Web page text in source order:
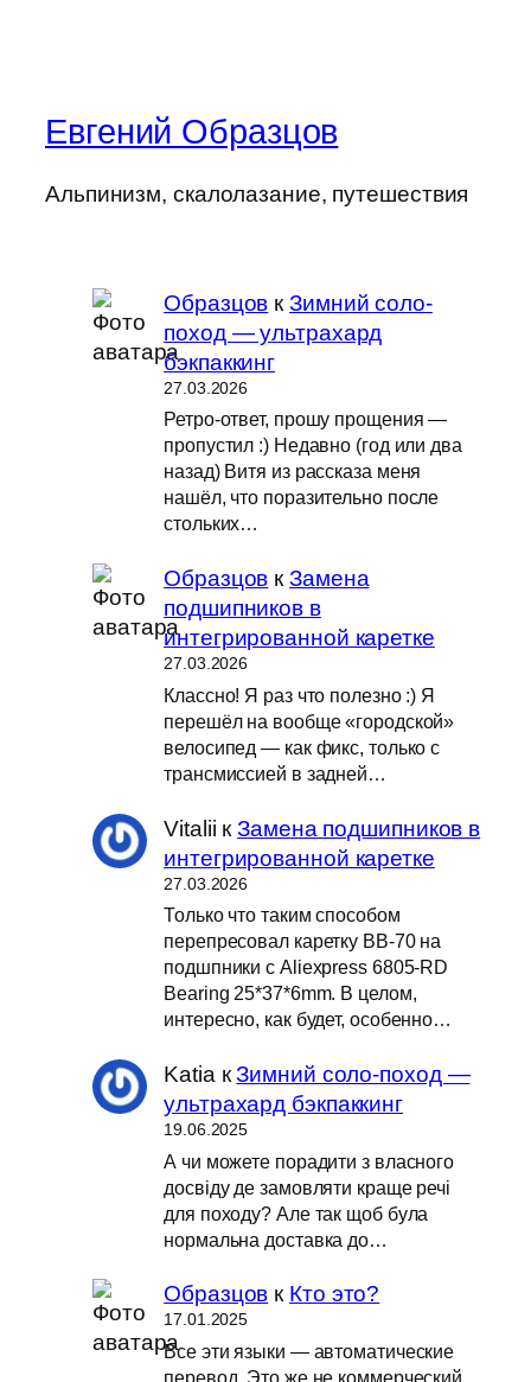
Евгений Образцов
Альпинизм, скалолазание, путешествия
Образцов кЗимний соло-
поход — ультрахард
бэкпаккинг
27.03.2026
Ретро-ответ, прошу прощения —
пропустил :) Недавно (год или два
назад) Витя из рассказа меня
нашёл, что поразительно после
стольких…
Образцов кЗамена
подшипников в
интегрированной каретке
27.03.2026
Классно! Я раз что полезно :) Я
перешёл на вообще «городской»
велосипед — как фикс, только с
трансмиссией в задней…
Vitalii кЗамена подшипников в
интегрированной каретке
27.03.2026
Только что таким способом
перепресовал каретку BB-70 на
подшпники с Aliexpress 6805-RD
Bearing 25*37*6mm. В целом,
интересно, как будет, особенно…
Katia кЗимний соло-поход —
ультрахард бэкпаккинг
19.06.2025
А чи можете порадити з власного
досвіду де замовляти краще речі
для походу? Але так щоб була
нормальна доставка до…
Образцов к Кто это?
17.01.2025
Все эти языки — автоматические
перевод. Это же не коммерческий